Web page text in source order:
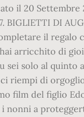
il 20
DI
il regalo
arricchito di
solo al quinto
riempi di
film del figlio
nonni a